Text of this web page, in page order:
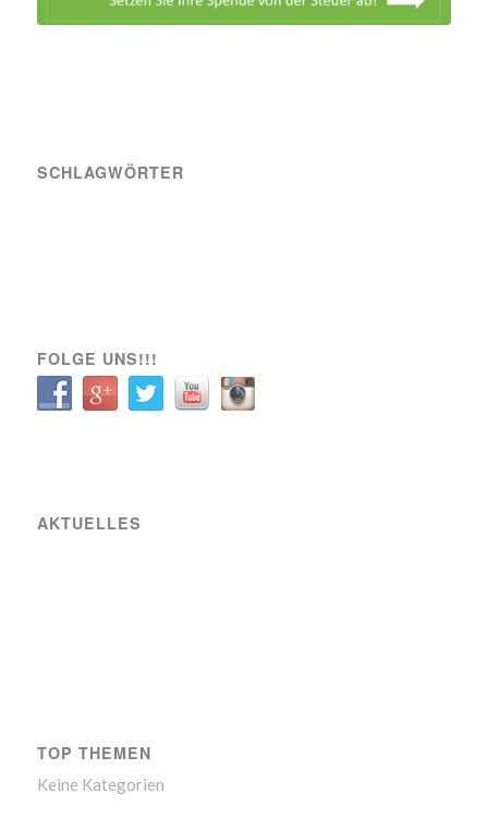
SCHLAGWÖRTER
FOLGE UNS!!!
AKTUELLES
TOP THEMEN
Keine Kategorien